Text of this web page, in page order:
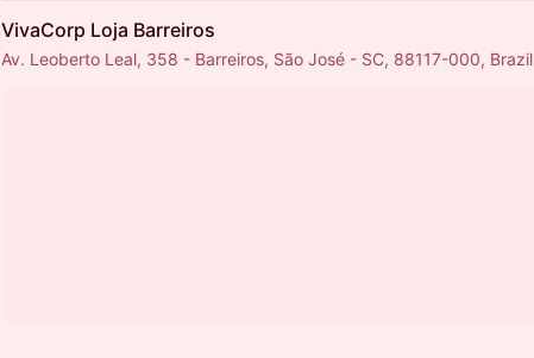
VivaCorp Loja Barreiros
Av. Leoberto Leal, 358 - Barreiros, São José - SC, 88117-000, Brazil